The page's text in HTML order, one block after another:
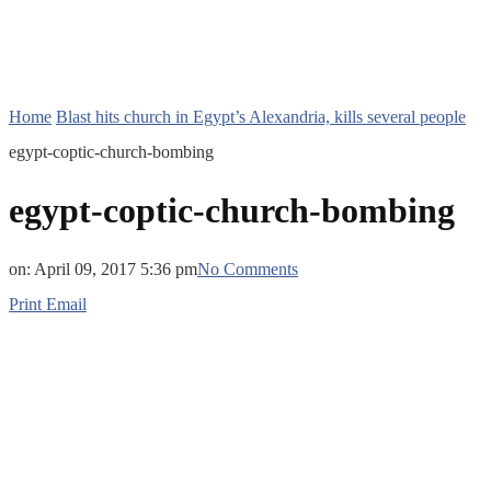
Home Blast hits church in Egypt’s Alexandria, kills several people
egypt-coptic-church-bombing
egypt-coptic-church-bombing
on: April 09, 2017 5:36 pmNo Comments
Print Email